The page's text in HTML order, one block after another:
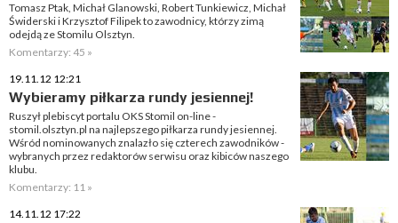
Tomasz Ptak, Michał Glanowski, Robert Tunkiewicz, Michał
Świderski i Krzysztof Filipek to zawodnicy, którzy zimą
odejdą ze Stomilu Olsztyn.
Komentarzy: 45 »
19.11.12 12:21
Wybieramy piłkarza rundy jesiennej!
Ruszył plebiscyt portalu OKS Stomil on-line -
stomil.olsztyn.pl na najlepszego piłkarza rundy jesiennej.
Wśród nominowanych znalazło się czterech zawodników -
wybranych przez redaktorów serwisu oraz kibiców naszego
klubu.
Komentarzy: 11 »
14.11.12 17:22